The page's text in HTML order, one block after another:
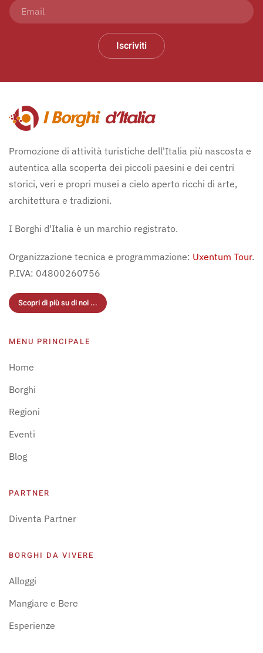
Iscriviti
Promozione di attività turistiche dell'Italia più nascosta e
autentica alla scoperta dei piccoli paesini e dei centri
storici, veri e propri musei a cielo aperto ricchi di arte,
architettura e tradizioni.
I Borghi d'Italia è un marchio registrato.
Organizzazione tecnica e programmazione: Uxentum Tour.
P.IVA: 04800260756
Scopri di più su di noi ...
MENU PRINCIPALE
Home
Borghi
Regioni
Eventi
Blog
PARTNER
Diventa Partner
BORGHI DA VIVERE
Alloggi
Mangiare e Bere
Esperienze